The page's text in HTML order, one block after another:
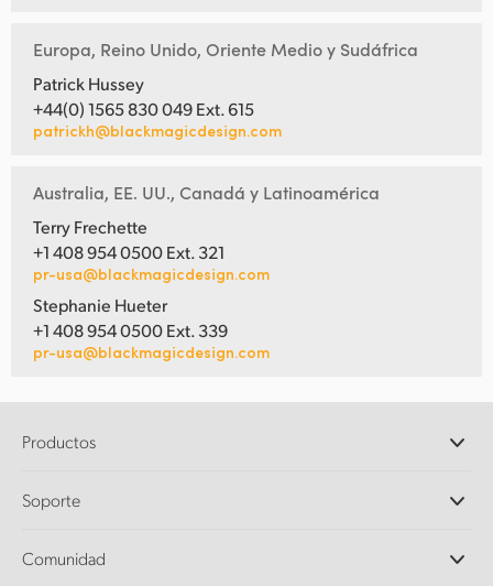
Europa, Reino Unido, Oriente Medio y Sudáfrica
Patrick Hussey
+44(0) 1565 830 049 Ext. 615
patrickh@blackmagicdesign.com
Australia, EE. UU., Canadá y Latinoamérica
Terry Frechette
+1 408 954 0500 Ext. 321
pr-usa@blackmagicdesign.com
Stephanie Hueter
+1 408 954 0500 Ext. 339
pr-usa@blackmagicdesign.com
Productos
DaVinci Resolve y Fusion
Ultimatte
Soporte
Centro de soporte técnico
Comunidad